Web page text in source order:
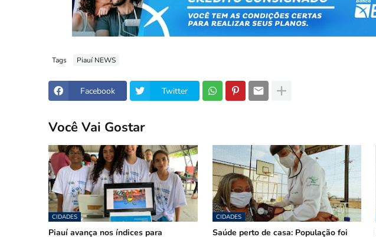
Tags Piauí NEWS
Facebook Twitter
Você Vai Gostar
CIDADES
Piauí avança nos índices para
CIDADES
Saúde perto de casa: População foi